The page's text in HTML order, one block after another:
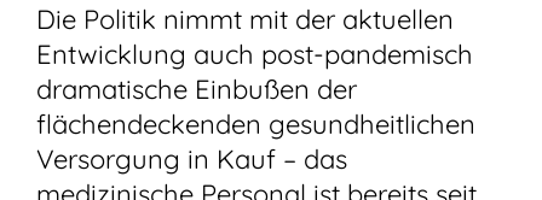
Die Politik nimmt mit der aktuellen
Entwicklung auch post-pandemisch
dramatische Einbußen der
flächendeckenden gesundheitlichen
Versorgung in Kauf – das